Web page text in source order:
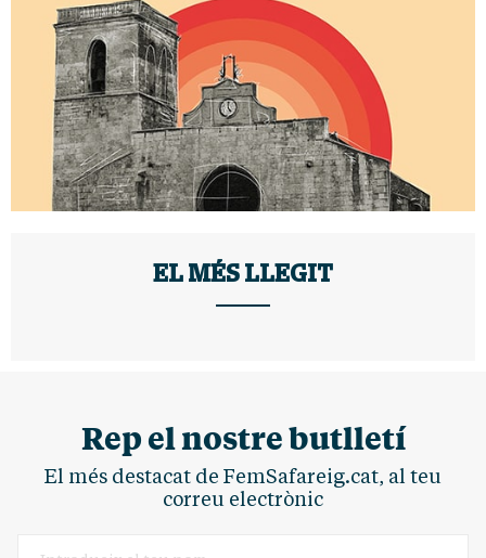
EL MÉS LLEGIT
Rep el nostre butlletí
El més destacat de FemSafareig.cat, al teu
correu electrònic